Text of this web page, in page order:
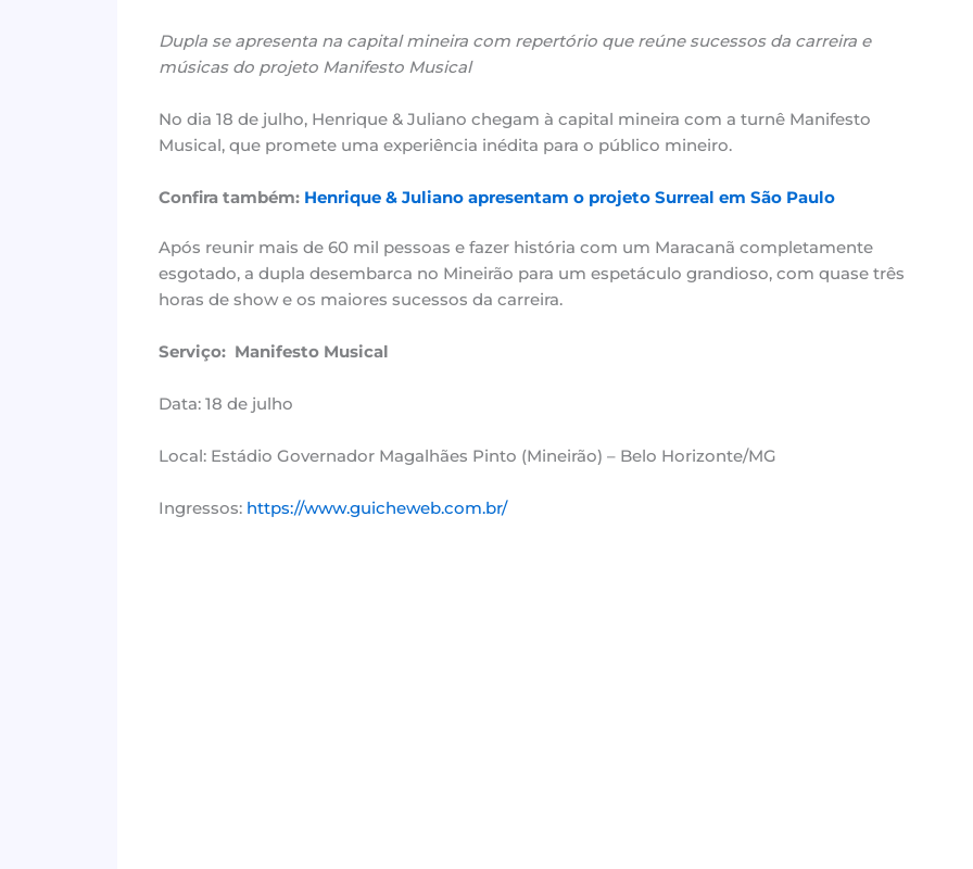
Dupla se apresenta na capital mineira com repertório que reúne sucessos da carreira e
músicas do projeto Manifesto Musical
No dia 18 de julho, Henrique & Juliano chegam à capital mineira com a turnê Manifesto
Musical, que promete uma experiência inédita para o público mineiro.
Confira também: Henrique & Juliano apresentam o projeto Surreal em São Paulo
Após reunir mais de 60 mil pessoas e fazer história com um Maracanã completamente
esgotado, a dupla desembarca no Mineirão para um espetáculo grandioso, com quase três
horas de show e os maiores sucessos da carreira.
Serviço: Manifesto Musical
Data: 18 de julho
Local: Estádio Governador Magalhães Pinto (Mineirão) – Belo Horizonte/MG
Ingressos: https://www.guicheweb.com.br/